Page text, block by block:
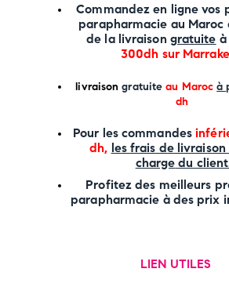
Commandez en ligne vos
parapharmacie au
de la livraison gratuite à
300dh sur
livraison gratuite au Maroc à
dh
Pour les commandes
dh, les frais de livraison
charge du
Profitez des meilleurs
parapharmacie à des prix
LIEN UTILES